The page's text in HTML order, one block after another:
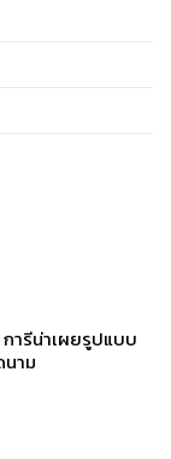
การีน่าเผยรูปแบบ
นาม